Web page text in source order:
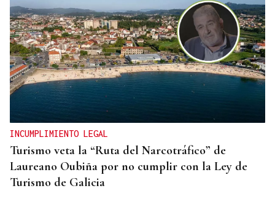
INCUMPLIMIENTO LEGAL
Turismo veta la “Ruta del Narcotráfico” de
Laureano Oubiña por no cumplir con la Ley de
Turismo de Galicia